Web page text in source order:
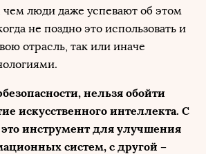
люди даже успевают об этом
не поздно это использовать и
отрасль, так или иначе
нельзя обойти
искусственного интеллекта. С
инструмент для улучшения
систем, с другой –